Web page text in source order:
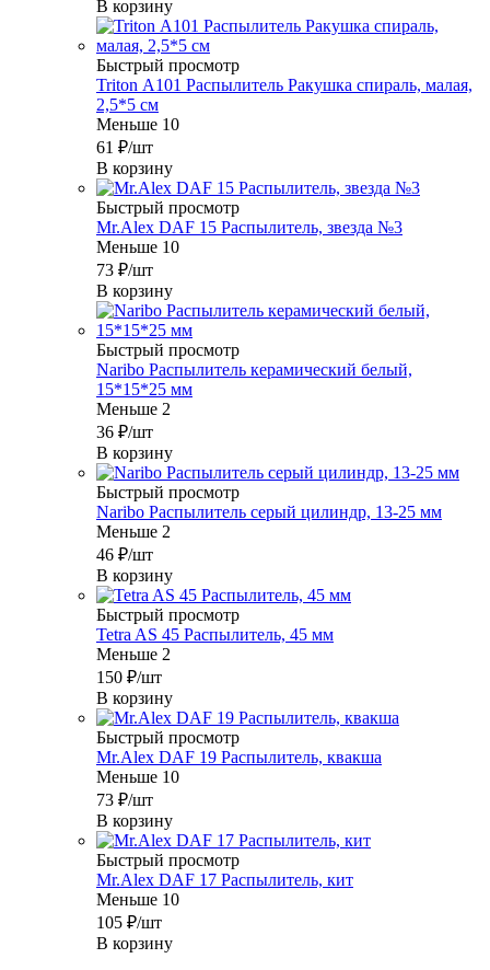
В корзину
Быстрый просмотр
Triton А101 Распылитель Ракушка спираль, малая,
2,5*5 см
Меньше 10
61 ₽/шт
В корзину
Быстрый просмотр
Mr.Alex DAF 15 Распылитель, звезда №3
Меньше 10
73 ₽/шт
В корзину
Быстрый просмотр
Naribo Распылитель керамический белый,
15*15*25 мм
Меньше 2
36 ₽/шт
В корзину
Быстрый просмотр
Naribo Распылитель серый цилиндр, 13-25 мм
Меньше 2
46 ₽/шт
В корзину
Быстрый просмотр
Tetra AS 45 Распылитель, 45 мм
Меньше 2
150 ₽/шт
В корзину
Быстрый просмотр
Mr.Alex DAF 19 Распылитель, квакша
Меньше 10
73 ₽/шт
В корзину
Быстрый просмотр
Mr.Alex DAF 17 Распылитель, кит
Меньше 10
105 ₽/шт
В корзину